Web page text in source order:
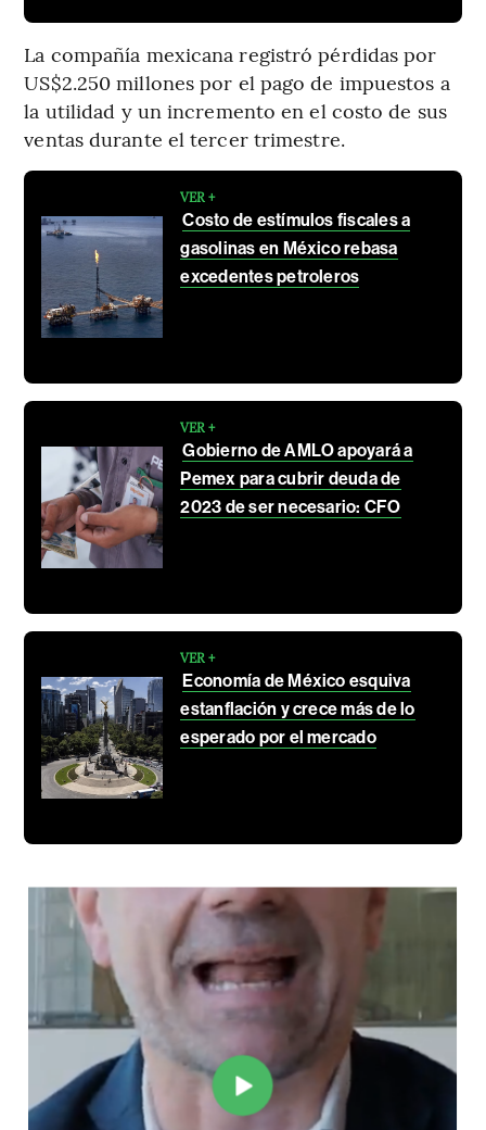
La compañía mexicana registró pérdidas por
US$2.250 millones por el pago de impuestos a
la utilidad y un incremento en el costo de sus
ventas durante el tercer trimestre.
VER +
Costo de estímulos fiscales a
gasolinas en México rebasa
excedentes petroleros
VER +
Gobierno de AMLO apoyará a
Pemex para cubrir deuda de
2023 de ser necesario: CFO
VER +
Economía de México esquiva
estanflación y crece más de lo
esperado por el mercado